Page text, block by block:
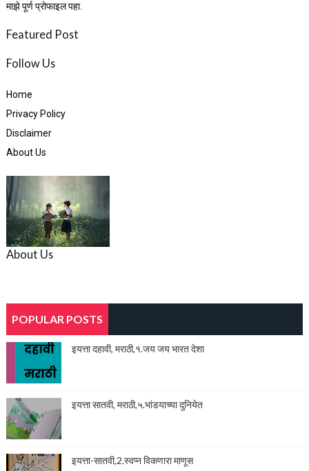
माझे पूर्ण प्रोफाइल पहा.
Featured Post
Follow Us
Home
Privacy Policy
Disclaimer
About Us
About Us
POPULAR POSTS
इयत्ता दहावी, मराठी,१.जय जय भारत देशा
इयत्ता सातवी, मराठी,५.भांडयाच्या दुनियेत
इयत्ता-सातवी,2.स्वप्न विकणारा माणूस